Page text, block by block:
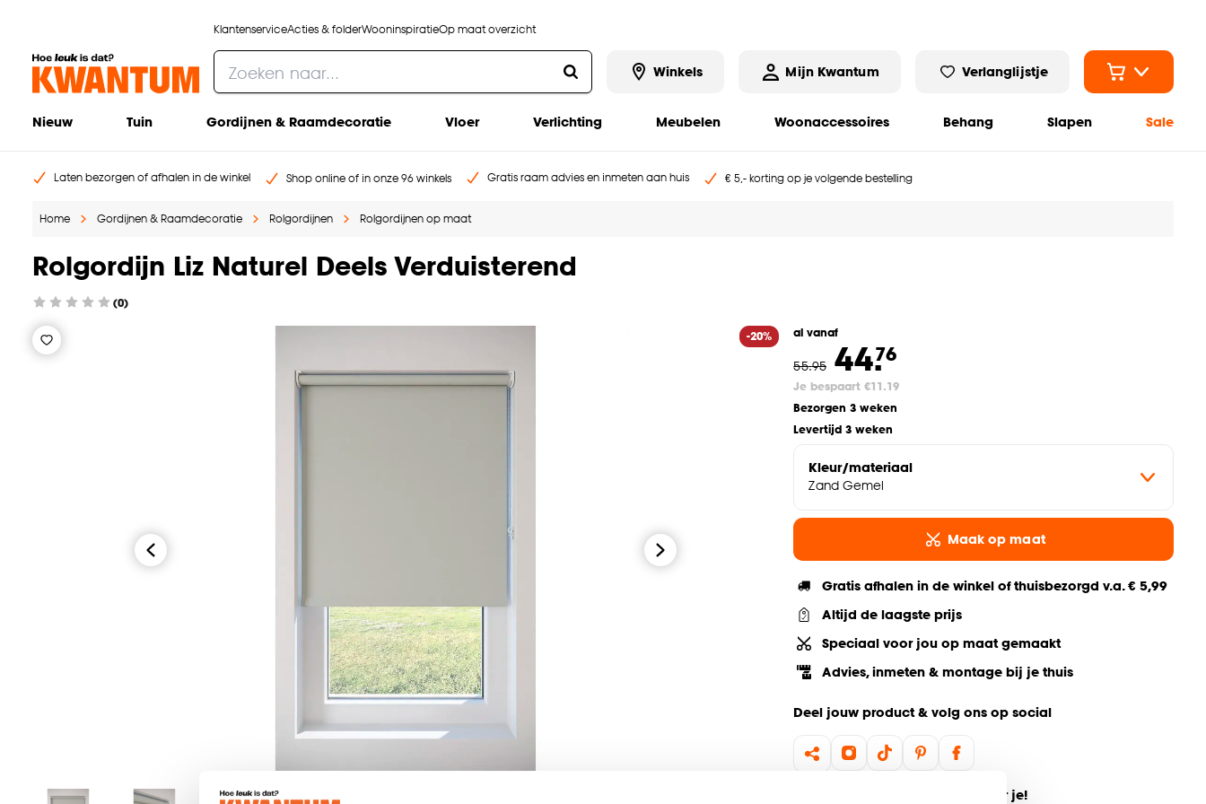
KlantenserviceActies & folderWooninspiratieOp maat overzicht
Winkels Mijn Kwantum Verlanglijstje
Nieuw Tuin Gordijnen & Raamdecoratie Vloer Verlichting Meubelen Woonaccessoires Behang Slapen Sale
Laten bezorgen of afhalen in de winkel Shop online of in onze 96 winkels Gratis raam advies en inmeten aan huis € 5,- korting op je volgende bestelling
Home Gordijnen & Raamdecoratie Rolgordijnen Rolgordijnen op maat
Rolgordijn Liz Naturel Deels Verduisterend
(0)
-20% al vanaf
55.95 44.76
Je bespaart €11.19
Bezorgen 3 weken
Levertijd 3 weken
Kleur/materiaal
Zand Gemel
Maak op maat
Gratis afhalen in de winkel of thuisbezorgd v.a. € 5,99
Altijd de laagste prijs
Speciaal voor jou op maat gemaakt
Advies, inmeten & montage bij je thuis
Deel jouw product & volg ons op social
Hulp nodig? Wij regelen het voor je!